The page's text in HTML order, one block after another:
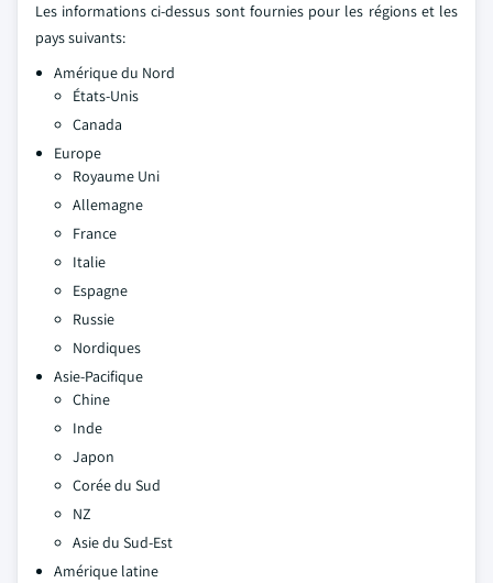
Les informations ci-dessus sont fournies pour les régions et les
pays suivants:
Amérique du Nord
États-Unis
Canada
Europe
Royaume Uni
Allemagne
France
Italie
Espagne
Russie
Nordiques
Asie-Pacifique
Chine
Inde
Japon
Corée du Sud
NZ
Asie du Sud-Est
Amérique latine